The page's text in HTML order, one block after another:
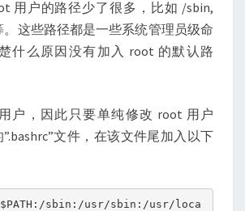
用户的路径少了很多，比如 /sbin,
。这些路径都是一些系统管理员级命
什么原因没有加入 root 的默认路
户，因此只要单纯修改 root 用户
”.bashrc”文件，在该文件尾加入以下
sbin:/usr/sbin:/usr/loca